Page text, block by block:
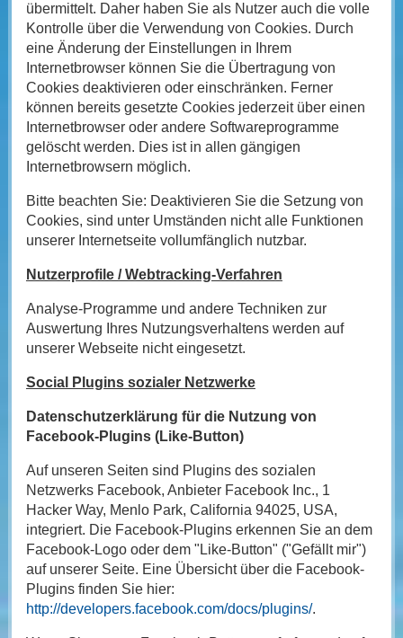
übermittelt. Daher haben Sie als Nutzer auch die volle
Kontrolle über die Verwendung von Cookies. Durch
eine Änderung der Einstellungen in Ihrem
Internetbrowser können Sie die Übertragung von
Cookies deaktivieren oder einschränken. Ferner
können bereits gesetzte Cookies jederzeit über einen
Internetbrowser oder andere Softwareprogramme
gelöscht werden. Dies ist in allen gängigen
Internetbrowsern möglich.
Bitte beachten Sie: Deaktivieren Sie die Setzung von
Cookies, sind unter Umständen nicht alle Funktionen
unserer Internetseite vollumfänglich nutzbar.
Nutzerprofile / Webtracking-Verfahren
Analyse-Programme und andere Techniken zur
Auswertung Ihres Nutzungsverhaltens werden auf
unserer Webseite nicht eingesetzt.
Social Plugins sozialer Netzwerke
Datenschutzerklärung für die Nutzung von
Facebook-Plugins (Like-Button)
Auf unseren Seiten sind Plugins des sozialen
Netzwerks Facebook, Anbieter Facebook Inc., 1
Hacker Way, Menlo Park, California 94025, USA,
integriert. Die Facebook-Plugins erkennen Sie an dem
Facebook-Logo oder dem "Like-Button" ("Gefällt mir")
auf unserer Seite. Eine Übersicht über die Facebook-
Plugins finden Sie hier:
http://developers.facebook.com/docs/plugins/.